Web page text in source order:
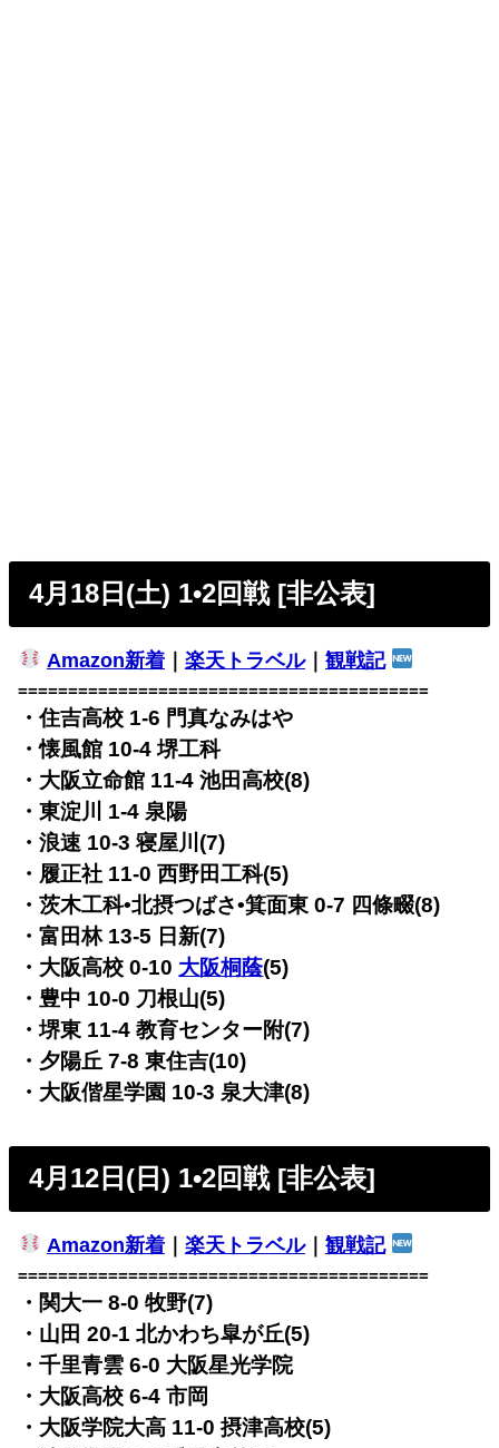
4月18日(土) 1•2回戦 [非公表]
Amazon新着｜ 楽天トラベル｜ 観戦記
=========================================
・住吉高校 1-6 門真なみはや
・懐風館 10-4 堺工科
・大阪立命館 11-4 池田高校(8)
・東淀川 1-4 泉陽
・浪速 10-3 寝屋川(7)
・履正社 11-0 西野田工科(5)
・茨木工科•北摂つばさ•箕面東 0-7 四條畷(8)
・富田林 13-5 日新(7)
・大阪高校 0-10 大阪桐蔭(5)
・豊中 10-0 刀根山(5)
・堺東 11-4 教育センター附(7)
・夕陽丘 7-8 東住吉(10)
・大阪偕星学園 10-3 泉大津(8)
4月12日(日) 1•2回戦 [非公表]
Amazon新着｜ 楽天トラベル｜ 観戦記
=========================================
・関大一 8-0 牧野(7)
・山田 20-1 北かわち皐が丘(5)
・千里青雲 6-0 大阪星光学院
・大阪高校 6-4 市岡
・大阪学院大高 11-0 摂津高校(5)